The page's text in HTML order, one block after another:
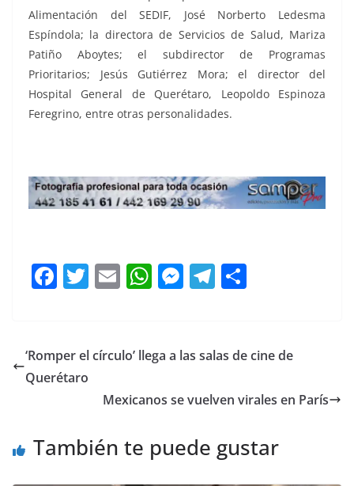
Alimentación del SEDIF, José Norberto Ledesma
Espíndola; la directora de Servicios de Salud, Mariza
Patiño Aboytes; el subdirector de Programas
Prioritarios; Jesús Gutiérrez Mora; el director del
Hospital General de Querétaro, Leopoldo Espinoza
Feregrino, entre otras personalidades.
F
e
b
k
T
er
E
l
W
s
p
M
e
g
T
gr
m
p
tir
‘Romper el círculo’ llega a las salas de cine de
Querétaro
Mexicanos se vuelven virales en París
También te puede gustar